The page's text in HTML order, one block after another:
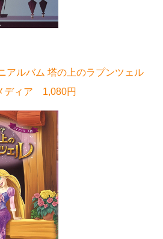
アルバム 塔の上のラプンツェル
ディア 1,080円